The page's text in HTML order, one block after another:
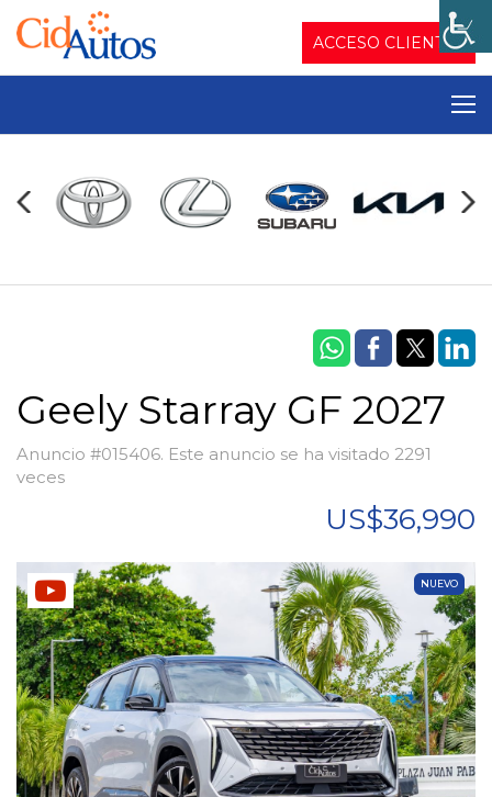
ACCESO CLIENTES
Geely Starray GF 2027
Anuncio #015406. Este anuncio se ha visitado 2291
veces
US$36,990
NUEVO